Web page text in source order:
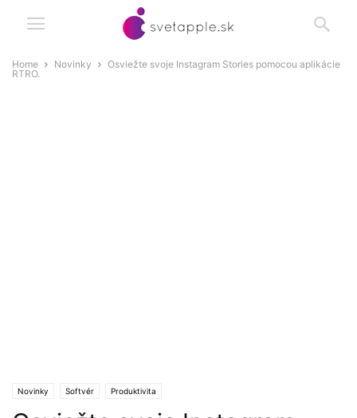
Home Novinky
Osviežte svoje Instagram Stories pomocou aplikácie
RTRO.
Novinky Softvér Produktivita